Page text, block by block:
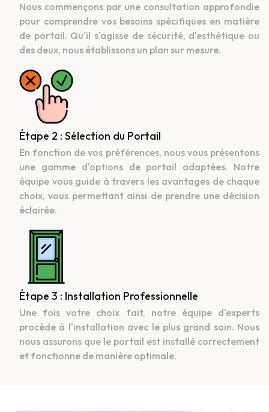
Nous commençons par une consultation approfondie
pour comprendre vos besoins spécifiques en matière
de portail. Qu'il s'agisse de sécurité, d'esthétique ou
des deux, nous établissons un plan sur mesure.
Étape 2 : Sélection du Portail
En fonction de vos préférences, nous vous présentons
une gamme d'options de portail adaptées. Notre
équipe vous guide à travers les avantages de chaque
choix, vous permettant ainsi de prendre une décision
éclairée.
Étape 3 : Installation Professionnelle
Une fois votre choix fait, notre équipe d'experts
procède à l'installation avec le plus grand soin. Nous
nous assurons que le portail est installé correctement
et fonctionne de manière optimale.